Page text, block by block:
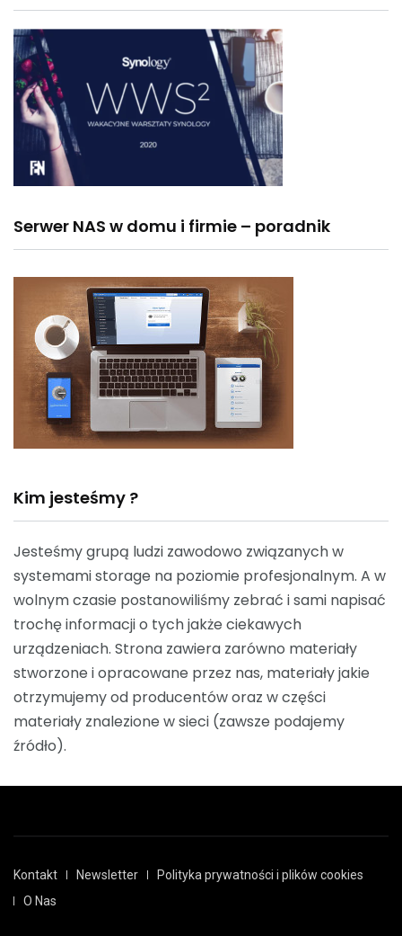
Serwer NAS w domu i firmie – poradnik
Kim jesteśmy ?
Jesteśmy grupą ludzi zawodowo związanych w
systemami storage na poziomie profesjonalnym. A w
wolnym czasie postanowiliśmy zebrać i sami napisać
trochę informacji o tych jakże ciekawych
urządzeniach. Strona zawiera zarówno materiały
stworzone i opracowane przez nas, materiały jakie
otrzymujemy od producentów oraz w części
materiały znalezione w sieci (zawsze podajemy
źródło).
Kontakt Newsletter
Polityka prywatności i plików cookies
O Nas